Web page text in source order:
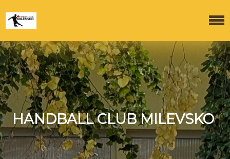
HANDBALL CLUB MILEVSKO